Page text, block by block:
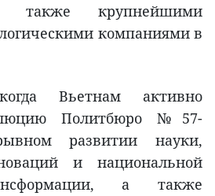
также крупнейшими
компаниями в
Вьетнам активно
Политбюро №57-
развитии науки,
и национальной
а также